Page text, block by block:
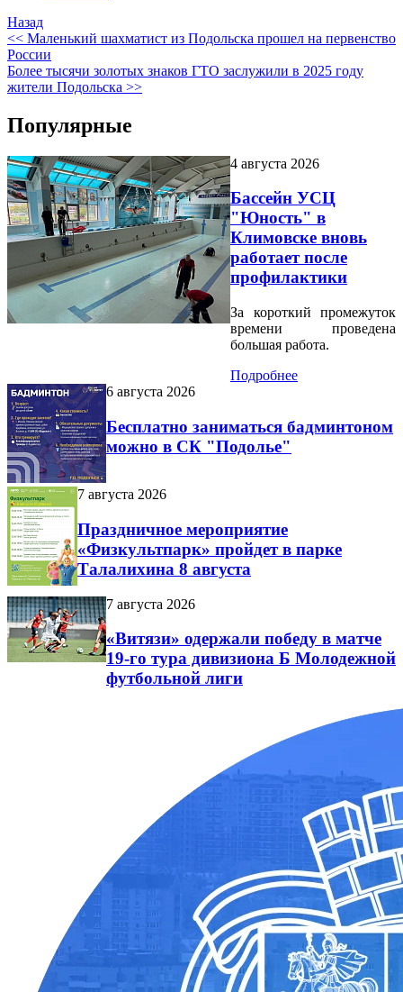
Назад
<< Маленький шахматист из Подольска прошел на первенство
России
Более тысячи золотых знаков ГТО заслужили в 2025 году
жители Подольска >>
Популярные
4 августа 2026
Бассейн УСЦ
"Юность" в
Климовске вновь
работает после
профилактики
За короткий промежуток
времени проведена
большая работа.
Подробнее
6 августа 2026
Бесплатно заниматься бадминтоном
можно в СК "Подолье"
7 августа 2026
Праздничное мероприятие
«Физкультпарк» пройдет в парке
Талалихина 8 августа
7 августа 2026
«Витязи» одержали победу в матче
19-го тура дивизиона Б Молодежной
футбольной лиги